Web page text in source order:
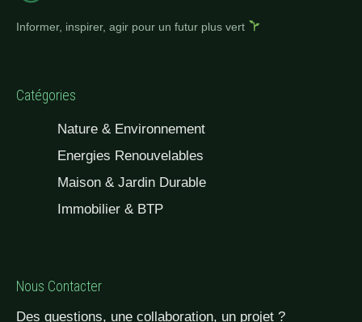
Informer, inspirer, agir pour un futur plus vert
Catégories
Nature & Environnement
Energies Renouvelables
Maison & Jardin Durable
Immobilier & BTP
Nous Contacter
Des questions, une collaboration, un projet ?